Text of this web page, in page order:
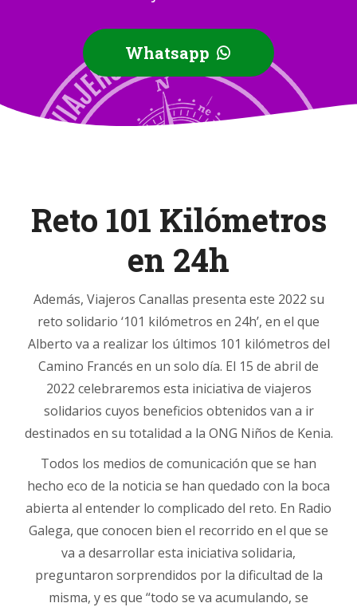
Whatsapp
Reto 101 Kilómetros
en 24h
Además, Viajeros Canallas presenta este 2022 su
reto solidario ‘101 kilómetros en 24h’, en el que
Alberto va a realizar los últimos 101 kilómetros del
Camino Francés en un solo día. El 15 de abril de
2022 celebraremos esta iniciativa de viajeros
solidarios cuyos beneficios obtenidos van a ir
destinados en su totalidad a la ONG Niños de Kenia.
Todos los medios de comunicación que se han
hecho eco de la noticia se han quedado con la boca
abierta al entender lo complicado del reto. En Radio
Galega, que conocen bien el recorrido en el que se
va a desarrollar esta iniciativa solidaria,
preguntaron sorprendidos por la dificultad de la
misma, y es que “todo se va acumulando, se